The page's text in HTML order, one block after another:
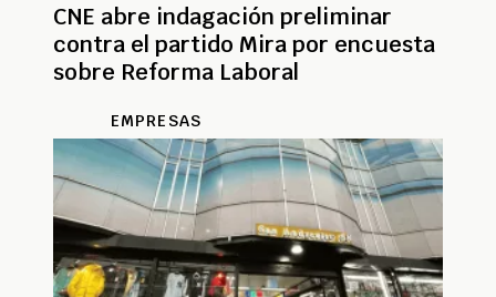
CNE abre indagación preliminar
contra el partido Mira por encuesta
sobre Reforma Laboral
EMPRESAS